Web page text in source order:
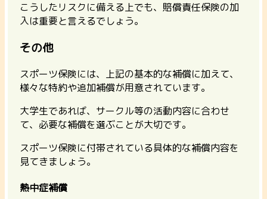
こうしたリスクに備える上でも、賠償責任保険の加
入は重要と言えるでしょう。
その他
スポーツ保険には、上記の基本的な補償に加えて、
様々な特約や追加補償が用意されています。
大学生であれば、サークル等の活動内容に合わせ
て、必要な補償を選ぶことが大切です。
スポーツ保険に付帯されている具体的な補償内容を
見てきましょう。
熱中症補償